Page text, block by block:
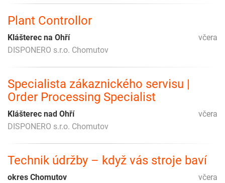
Plant Controllor
včera
Klášterec na Ohří
DISPONERO s.r.o. Chomutov
Specialista zákaznického servisu |
Order Processing Specialist
včera
Klášterec nad Ohří
DISPONERO s.r.o. Chomutov
Technik údržby – když vás stroje baví
včera
okres Chomutov